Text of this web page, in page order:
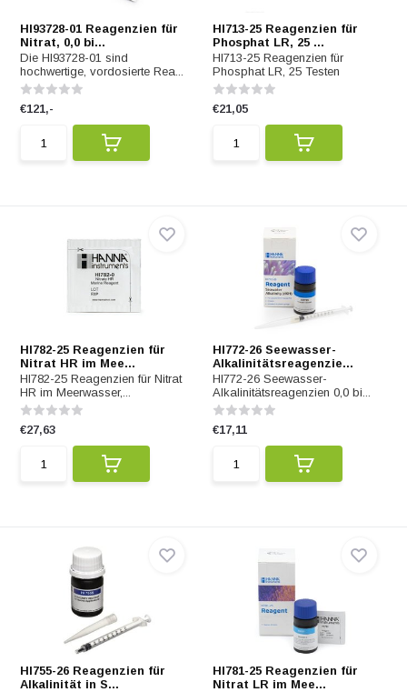
HI93728-01 Reagenzien für
Nitrat, 0,0 bi...
Die HI93728-01 sind
hochwertige, vordosierte Rea...
€121,-
HI713-25 Reagenzien für
Phosphat LR, 25 ...
HI713-25 Reagenzien für
Phosphat LR, 25 Testen
€21,05
HI782-25 Reagenzien für
Nitrat HR im Mee...
HI782-25 Reagenzien für Nitrat
HR im Meerwasser,...
€27,63
HI772-26 Seewasser-
Alkalinitätsreagenzie...
HI772-26 Seewasser-
Alkalinitätsreagenzien 0,0 bi...
€17,11
HI755-26 Reagenzien für
Alkalinität in S...
HI781-25 Reagenzien für
Nitrat LR im Mee...